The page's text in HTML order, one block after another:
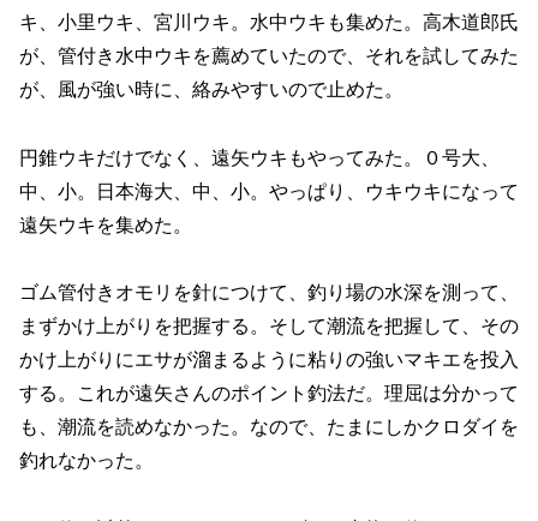
キ、小里ウキ、宮川ウキ。水中ウキも集めた。高木道郎氏
が、管付き水中ウキを薦めていたので、それを試してみた
が、風が強い時に、絡みやすいので止めた。
円錐ウキだけでなく、遠矢ウキもやってみた。０号大、
中、小。日本海大、中、小。やっぱり、ウキウキになって
遠矢ウキを集めた。
ゴム管付きオモリを針につけて、釣り場の水深を測って、
まずかけ上がりを把握する。そして潮流を把握して、その
かけ上がりにエサが溜まるように粘りの強いマキエを投入
する。これが遠矢さんのポイント釣法だ。理屈は分かって
も、潮流を読めなかった。なので、たまにしかクロダイを
釣れなかった。